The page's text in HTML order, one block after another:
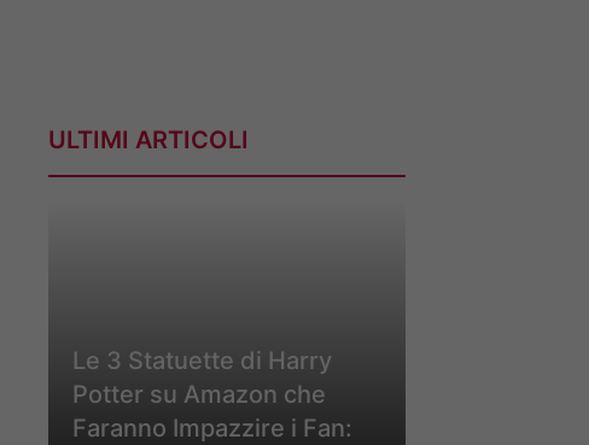
ULTIMI ARTICOLI
Le 3 Statuette di Harry
Potter su Amazon che
Faranno Impazzire i Fan: